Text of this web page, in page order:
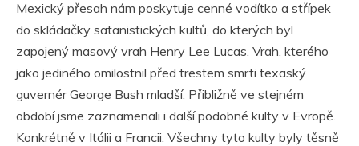
Mexický přesah nám poskytuje cenné vodítko a střípek
do skládačky satanistických kultů, do kterých byl
zapojený masový vrah Henry Lee Lucas. Vrah, kterého
jako jediného omilostnil před trestem smrti texaský
guvernér George Bush mladší. Přibližně ve stejném
období jsme zaznamenali i další podobné kulty v Evropě.
Konkrétně v Itálii a Francii. Všechny tyto kulty byly těsně